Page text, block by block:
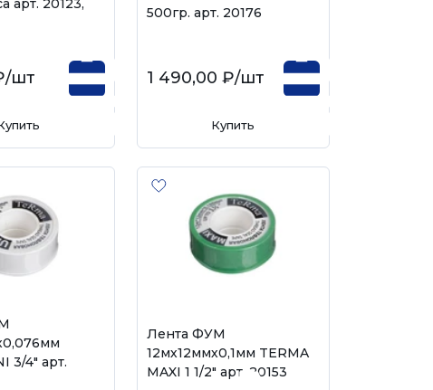
/шт
500гр. арт. 20176
1 490,00 ₽/шт
Купить
3/4" арт.
Лента ФУМ
12мх12ммх0,1мм TERMA
MAXI 1 1/2" арт. 20153